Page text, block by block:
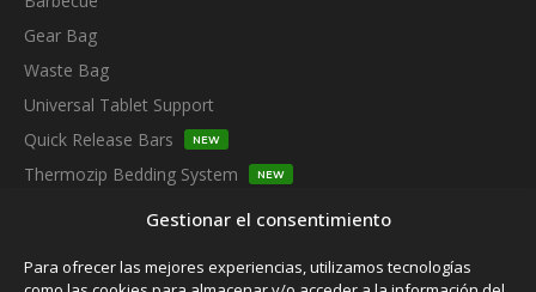
Gestionar el consentimiento
Para ofrecer las mejores experiencias, utilizamos tecnologías
Gear Bag
Waste Bag
Universal Tablet Support
Quick Release Bars
NEW
Thermozip Bedding System NEW